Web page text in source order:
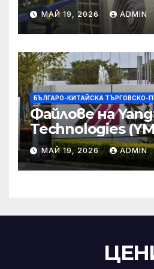
търговски
министерство
МАЙ 19, 2026 ADMIN
БЪЛГАРО-КИТАЙСКА ТЪРГОВСКО-
Файлове на
Technologies
на STAR Market
МАЙ 19, 2026 ADMIN